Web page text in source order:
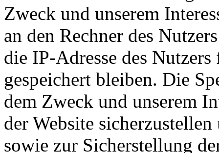
Zweck und unserem
an den Rechner des
die IP-Adresse des
gespeichert bleiben. Die
dem Zweck und unserem
der Website
sowie zur Sicherstellung